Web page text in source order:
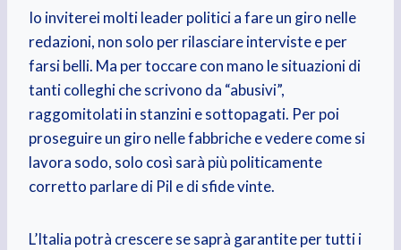
Io inviterei molti leader politici a fare un giro nelle
redazioni, non solo per rilasciare interviste e per
farsi belli. Ma per toccare con mano le situazioni di
tanti colleghi che scrivono da “abusivi”,
raggomitolati in stanzini e sottopagati. Per poi
proseguire un giro nelle fabbriche e vedere come si
lavora sodo, solo così sarà più politicamente
corretto parlare di Pil e di sfide vinte.
L’Italia potrà crescere se saprà garantite per tutti i